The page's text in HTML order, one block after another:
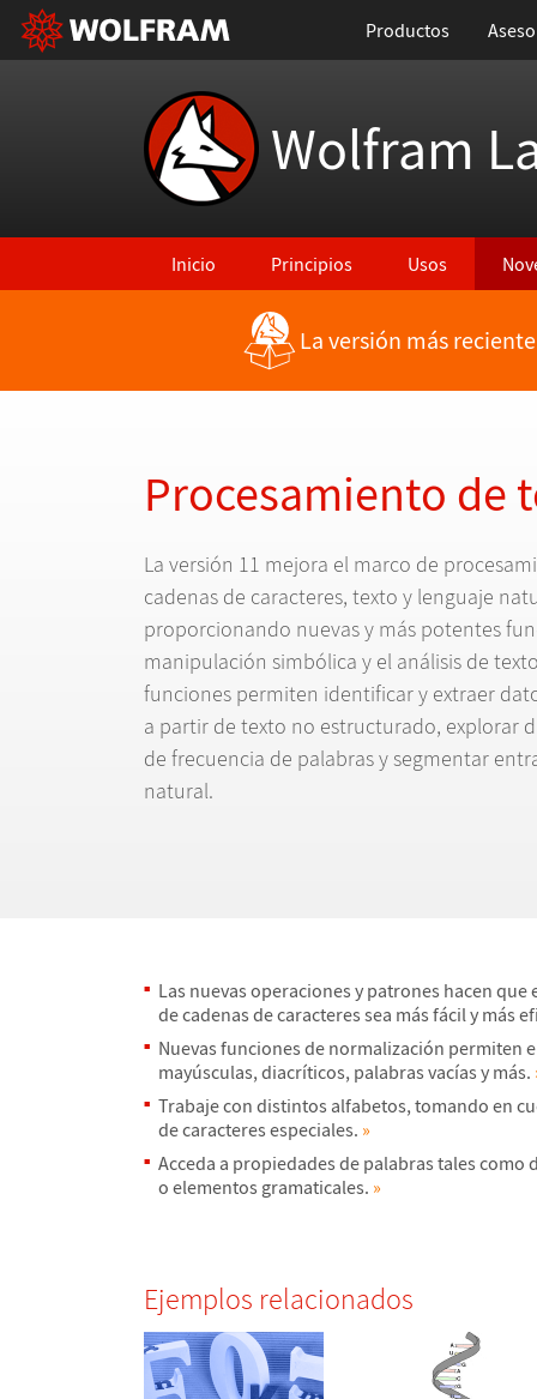
Productos
Wolfram
Inicio Principios Usos
Regresar a Características más recientes
La versión más
Procesamiento de
La versión 11 mejora el marco de
cadenas de caracteres, texto y lenguaje
proporcionando nuevas y más potentes
manipulación simbólica y el análisis de
funciones permiten identificar y extraer
a partir de texto no estructurado, explorar
de frecuencia de palabras y segmentar
natural.
Las nuevas operaciones y patrones hacen
de cadenas de caracteres sea más fácil y más
Nuevas funciones de normalización permiten
mayúsculas, diacríticos, palabras vacías y más.
Trabaje con distintos alfabetos, tomando en
de caracteres especiales. »
Acceda a propiedades de palabras tales como
o elementos gramaticales. »
Ejemplos relacionados